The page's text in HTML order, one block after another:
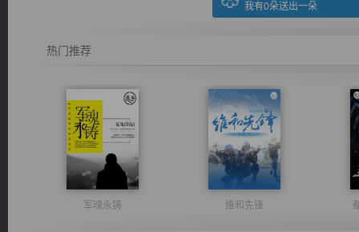
我有0朵送出一朵
热门推荐
军魂永铸 维和先锋